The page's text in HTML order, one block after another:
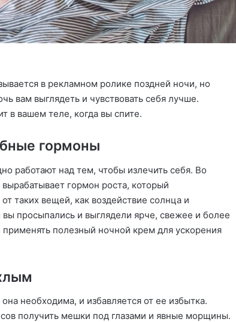
в рекламном ролике поздней ночи, но
вам выглядеть и чувствовать себя лучше.
в вашем теле, когда вы спите.
гормоны
работают над тем, чтобы излечить себя. Во
гормон роста, который
таких вещей, как воздействие солнца и
просыпались и выглядели ярче, свежее и более
полезный ночной крем для ускорения
необходима, и избавляется от ее избытка.
получить мешки под глазами и явные морщины.